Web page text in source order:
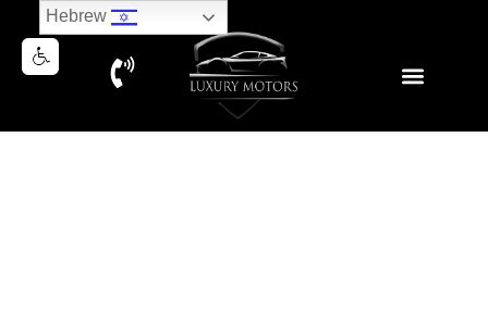
Hebrew